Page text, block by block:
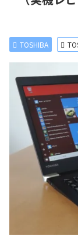
TOSHIBA